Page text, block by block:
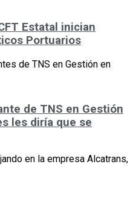
Estatal inician
Portuarios
de TNS en Gestión en
de TNS en Gestión
les diría que se
en la empresa Alcatrans,